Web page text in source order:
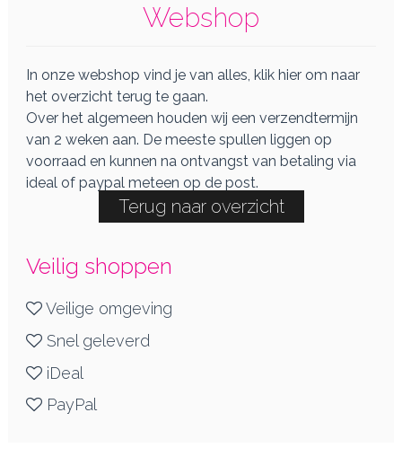
Webshop
In onze webshop vind je van alles, klik hier om naar
het overzicht terug te gaan.
Over het algemeen houden wij een verzendtermijn
van 2 weken aan. De meeste spullen liggen op
voorraad en kunnen na ontvangst van betaling via
ideal of paypal meteen op de post.
Terug naar overzicht
Veilig shoppen
Veilige omgeving
Snel geleverd
iDeal
PayPal